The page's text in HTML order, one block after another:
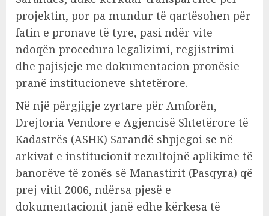
projektin, por pa mundur të qartësohen për
fatin e pronave të tyre, pasi ndër vite
ndoqën procedura legalizimi, regjistrimi
dhe pajisjeje me dokumentacion pronësie
pranë institucioneve shtetërore.
Në një përgjigje zyrtare për Amforën,
Drejtoria Vendore e Agjencisë Shtetërore të
Kadastrës (ASHK) Sarandë shpjegoi se në
arkivat e institucionit rezultojnë aplikime të
banorëve të zonës së Manastirit (Pasqyra) që
prej vitit 2006, ndërsa pjesë e
dokumentacionit janë edhe kërkesa të